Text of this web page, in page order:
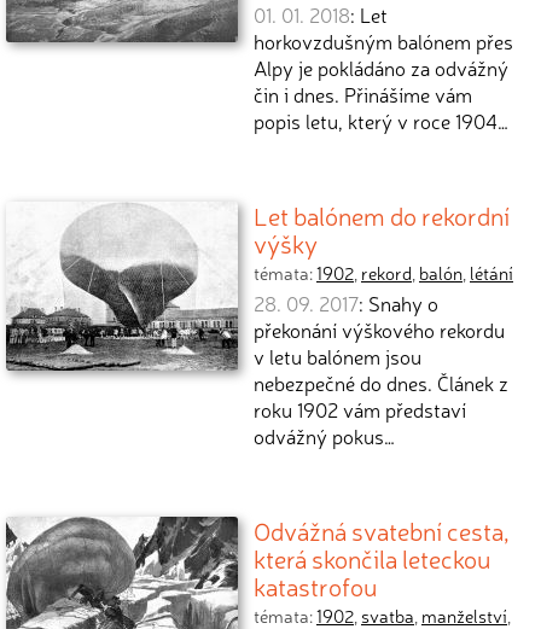
01. 01. 2018: Let
horkovzdušným balónem přes
Alpy je pokládáno za odvážný
čin i dnes. Přinášíme vám
popis letu, který v roce 1904…
Let balónem do rekordní
výšky
témata:1902, rekord, balón, létání
28. 09. 2017: Snahy o
překonání výškového rekordu
v letu balónem jsou
nebezpečné do dnes. Článek z
roku 1902 vám představí
odvážný pokus…
Odvážná svatební cesta,
která skončila leteckou
katastrofou
témata:1902, svatba, manželství,